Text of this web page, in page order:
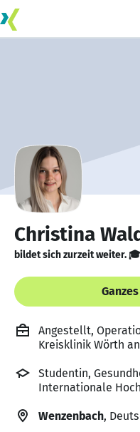
Christina
bildet sich zurzeit weiter. 🎓
Angestellt,
Kreisklinik Wörth
Studentin,
Internationale
Wenzenbach,